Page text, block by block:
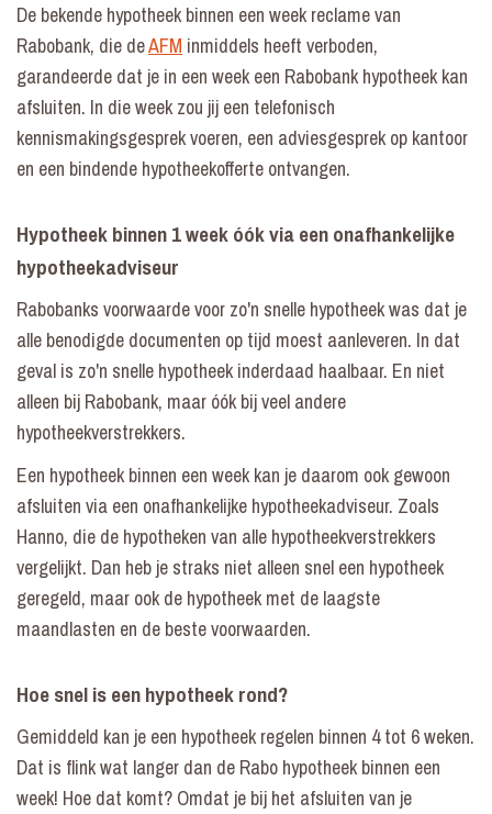
De bekende hypotheek binnen een week reclame van
Rabobank, die deAFM inmiddels heeft verboden,
garandeerde dat je in een week een Rabobank hypotheek kan
afsluiten. In die week zou jij een telefonisch
kennismakingsgesprek voeren, een adviesgesprek op kantoor
en een bindende hypotheekofferte ontvangen.
Hypotheek binnen 1 week óók via een onafhankelijke
hypotheekadviseur
Rabobanks voorwaarde voor zo'n snelle hypotheek was dat je
alle benodigde documenten op tijd moest aanleveren. In dat
geval is zo'n snelle hypotheek inderdaad haalbaar. En niet
alleen bij Rabobank, maar óók bij veel andere
hypotheekverstrekkers.
Een hypotheek binnen een week kan je daarom ook gewoon
afsluiten via een onafhankelijke hypotheekadviseur. Zoals
Hanno, die de hypotheken van alle hypotheekverstrekkers
vergelijkt. Dan heb je straks niet alleen snel een hypotheek
geregeld, maar ook de hypotheek met de laagste
maandlasten en de beste voorwaarden.
Hoe snel is een hypotheek rond?
Gemiddeld kan je een hypotheek regelen binnen 4 tot 6 weken.
Dat is flink wat langer dan de Rabo hypotheek binnen een
week! Hoe dat komt? Omdat je bij het afsluiten van je